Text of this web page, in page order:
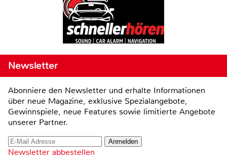
Newsletter
Abonniere den Newsletter und erhalte Informationen
über neue Magazine, exklusive Spezialangebote,
Gewinnspiele, neue Features sowie limitierte Angebote
unserer Partner.
Newsletter abbestellen